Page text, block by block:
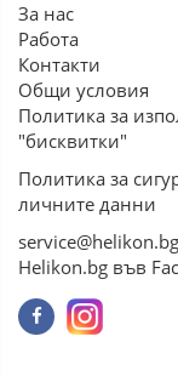
За нас
Работа
Контакти
Общи условия
Политика за
"бисквитки"
Политика за
личните данни
service@helikon.bg
Helikon.bg във